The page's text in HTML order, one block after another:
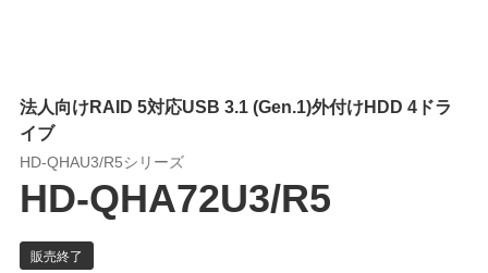
法人向けRAID 5対応USB 3.1 (Gen.1)外付けHDD 4ドラ
イブ
HD-QHAU3/R5シリーズ
HD-QHA72U3/R5